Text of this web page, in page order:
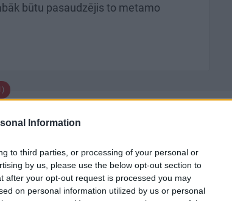
Information
to third parties, or processing of your personal or
by us, please use the below opt-out section to
after your opt-out request is processed you may
on personal information utilized by us or personal
būtu pasaudzējis to metamo